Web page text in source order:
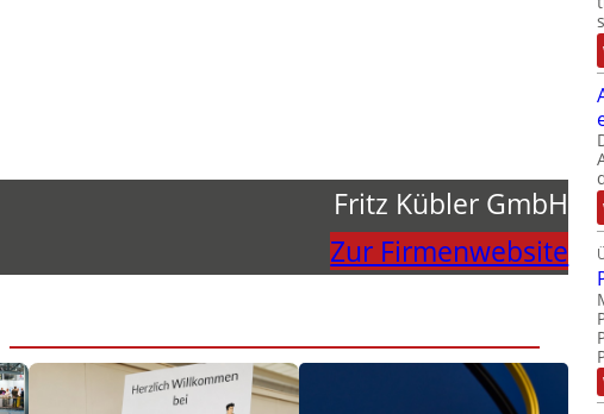
Fritz Kübler GmbH
Zur Firmenwebsite